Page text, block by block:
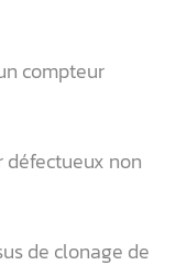
compteur
défectueux non
de clonage de